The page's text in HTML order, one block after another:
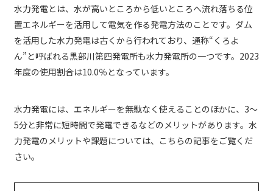
水力発電とは、水が高いところから低いところへ流れ落ちる位
置エネルギーを活用して電気を作る発電方法のことです。ダム
を活用した水力発電は古くから行われており、通称“くろよ
ん”と呼ばれる黒部川第四発電所も水力発電所の一つです。2023
年度の使用割合は10.0％となっています。
水力発電には、エネルギーを無駄なく使えることのほかに、3〜
5分と非常に短時間で発電できるなどのメリットがあります。水
力発電のメリットや課題については、こちらの記事をご覧くだ
さい。